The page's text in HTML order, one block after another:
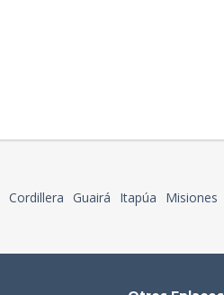
Cordillera Guairá Itapúa Misiones